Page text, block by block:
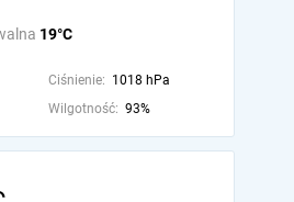
19°C
Ciśnienie: 1018 hPa
Wilgotność: 93%